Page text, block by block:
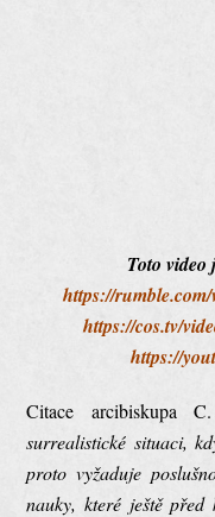
Toto video
https://
https://cos.tv/
https://
Citace arcibiskupa
surrealistické situaci,
proto vyžaduje
nauky, které ještě